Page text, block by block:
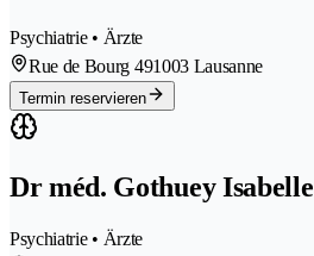
Psychiatrie • Ärzte
Rue de Bourg 491003 Lausanne
Termin reservieren
Dr méd. Gothuey Isabelle
Psychiatrie • Ärzte